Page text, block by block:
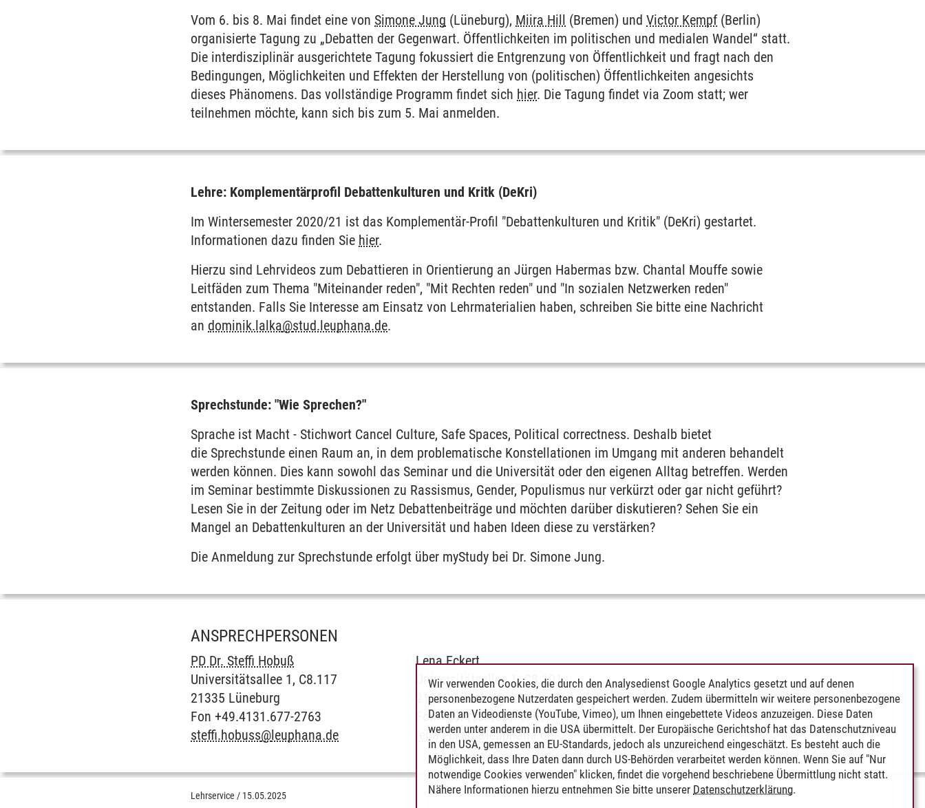
Vom 6. bis 8. Mai findet eine von Simone Jung (Lüneburg), Miira Hill (Bremen) undVictor Kempf (Berlin)
organisierte Tagung zu „Debatten der Gegenwart. Öffentlichkeiten im politischen und medialen Wandel“ statt.
Die interdisziplinär ausgerichtete Tagung fokussiert die Entgrenzung von Öffentlichkeit und fragt nach den
Bedingungen, Möglichkeiten und Effekten der Herstellung von (politischen) Öffentlichkeiten angesichts
dieses Phänomens. Das vollständige Programm findet sich hier. Die Tagung findet via Zoom statt; wer
teilnehmen möchte, kann sich bis zum 5. Mai anmelden.
Lehre: Komplementärprofil Debattenkulturen und Kritk (DeKri)
Im Wintersemester 2020/21 ist das Komplementär-Profil "Debattenkulturen und Kritik" (DeKri) gestartet.
Informationen dazu finden Sie hier.
Hierzu sind Lehrvideos zum Debattieren in Orientierung an Jürgen Habermas bzw. Chantal Mouffe sowie
Leitfäden zum Thema "Miteinander reden", "Mit Rechten reden" und "In sozialen Netzwerken reden"
entstanden. Falls Sie Interesse am Einsatz von Lehrmaterialien haben, schreiben Sie bitte eine Nachricht
an dominik.lalka@stud.leuphana.de.
Sprechstunde: "Wie Sprechen?"
Sprache ist Macht - Stichwort Cancel Culture, Safe Spaces, Political correctness. Deshalb bietet
die Sprechstunde einen Raum an, in dem problematische Konstellationen im Umgang mit anderen behandelt
werden können. Dies kann sowohl das Seminar und die Universität oder den eigenen Alltag betreffen. Werden
im Seminar bestimmte Diskussionen zu Rassismus, Gender, Populismus nur verkürzt oder gar nicht geführt?
Lesen Sie in der Zeitung oder im Netz Debattenbeiträge und möchten darüber diskutieren? Sehen Sie ein
Mangel an Debattenkulturen an der Universität und haben Ideen diese zu verstärken?
Die Anmeldung zur Sprechstunde erfolgt über myStudy bei Dr. Simone Jung.
ANSPRECHPERSONEN
PD Dr. Steffi Hobuß
Universitätsallee 1, C8.117
21335 Lüneburg
Fon +49.4131.677-2763
steffi.hobuss@ leuphana.de
Lena Eckert
Universitätsallee 1, C8.101a
21335 Lüneburg
Fon +49.4131.677-1797
lena.eckert@ leuphana.de
Lehrservice / 15.05.2025
Wir verwenden Cookies, die durch den Analysedienst Google Analytics gesetzt und auf denen
personenbezogene Nutzerdaten gespeichert werden. Zudem übermitteln wir weitere personenbezogene
Daten an Videodienste (YouTube, Vimeo), um Ihnen eingebettete Videos anzuzeigen. Diese Daten
werden unter anderem in die USA übermittelt. Der Europäische Gerichtshof hat das Datenschutzniveau
in den USA, gemessen an EU-Standards, jedoch als unzureichend eingeschätzt. Es besteht auch die
Möglichkeit, dass Ihre Daten dann durch US-Behörden verarbeitet werden können. Wenn Sie auf "Nur
notwendige Cookies verwenden" klicken, findet die vorgehend beschriebene Übermittlung nicht statt.
Nähere Informationen hierzu entnehmen Sie bitte unserer Datenschutzerklärung.